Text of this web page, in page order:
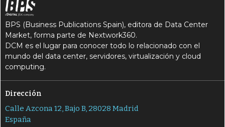
BPS (Business Publications Spain), editora de Data Center
Market, forma parte de Nextwork360.
DCM es el lugar para conocer todo lo relacionado con el
mundo del data center, servidores, virtualización y cloud
computing.
Dirección
Calle Azcona 12, Bajo B, 28028 Madrid
España